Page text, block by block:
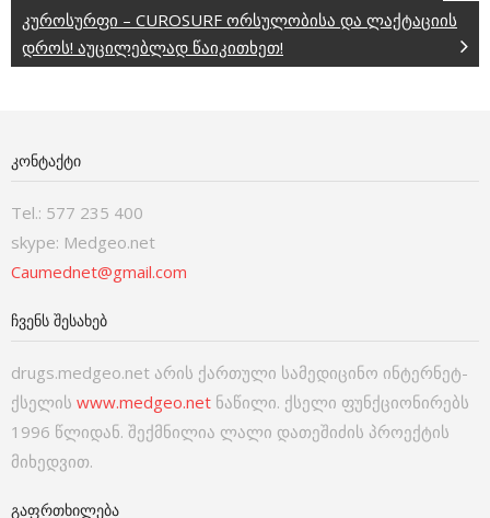
კუროსურფი – CUROSURF ორსულობისა და ლაქტაციის
დროს! აუცილებლად წაიკითხეთ!
ᲙᲝᲜᲢᲐᲥᲢᲘ
Tel.: 577 235 400
skype: Medgeo.net
Caumednet@gmail.com
ᲩᲕᲔᲜᲡ ᲨᲔᲡᲐᲮᲔᲑ
drugs.medgeo.net არის ქართული სამედიცინო ინტერნეტ-
ქსელის www.medgeo.net ნაწილი. ქსელი ფუნქციონირებს
1996 წლიდან. შექმნილია ლალი დათეშიძის პროექტის
მიხედვით.
ᲒᲐᲤᲠᲗᲮᲘᲚᲔᲑᲐ